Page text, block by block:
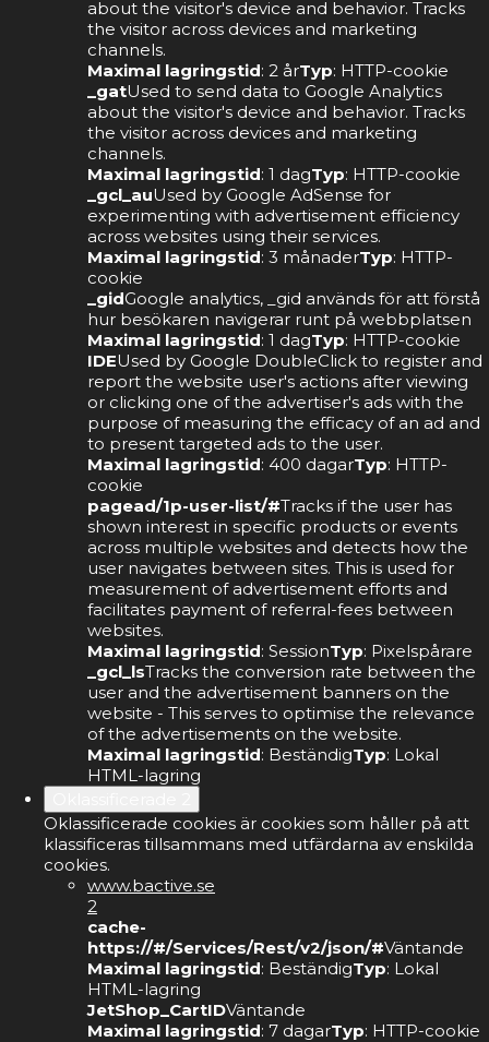
about the visitor's device and behavior. Tracks
the visitor across devices and marketing
channels.
Maximal lagringstid: 2 årTyp: HTTP-cookie
_gatUsed to send data to Google Analytics
about the visitor's device and behavior. Tracks
the visitor across devices and marketing
channels.
Maximal lagringstid: 1 dagTyp: HTTP-cookie
_gcl_auUsed by Google AdSense for
experimenting with advertisement efficiency
across websites using their services.
Maximal lagringstid: 3 månaderTyp: HTTP-
cookie
_gidGoogle analytics, _gid används för att förstå
hur besökaren navigerar runt på webbplatsen
Maximal lagringstid: 1 dagTyp: HTTP-cookie
IDEUsed by Google DoubleClick to register and
report the website user's actions after viewing
or clicking one of the advertiser's ads with the
purpose of measuring the efficacy of an ad and
to present targeted ads to the user.
Maximal lagringstid: 400 dagarTyp: HTTP-
cookie
pagead/1p-user-list/#Tracks if the user has
shown interest in specific products or events
across multiple websites and detects how the
user navigates between sites. This is used for
measurement of advertisement efforts and
facilitates payment of referral-fees between
websites.
Maximal lagringstid: SessionTyp: Pixelspårare
_gcl_lsTracks the conversion rate between the
user and the advertisement banners on the
website - This serves to optimise the relevance
of the advertisements on the website.
Maximal lagringstid: BeständigTyp: Lokal
HTML-lagring
Oklassificerade cookies är cookies som håller på att
klassificeras tillsammans med utfärdarna av enskilda
cookies.
www.bactive.se
2
cache-
https://#/Services/Rest/v2/json/#Väntande
Maximal lagringstid: BeständigTyp: Lokal
HTML-lagring
JetShop_CartIDVäntande
Maximal lagringstid: 7 dagarTyp: HTTP-cookie